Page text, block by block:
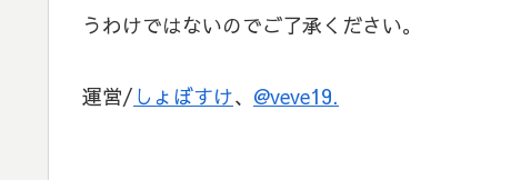
うわけではないのでご了承ください。
運営/ しょぼすけ、 @veve19.